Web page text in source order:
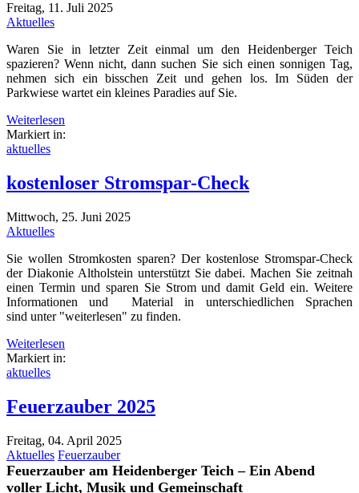
Freitag, 11. Juli 2025
Aktuelles
Waren Sie in letzter Zeit einmal um den Heidenberger Teich
spazieren? Wenn nicht, dann suchen Sie sich einen sonnigen Tag,
nehmen sich ein bisschen Zeit und gehen los. Im Süden der
Parkwiese wartet ein kleines Paradies auf Sie.
Weiterlesen
Markiert in:
aktuelles
kostenloser Stromspar-Check
Mittwoch, 25. Juni 2025
Aktuelles
Sie wollen Stromkosten sparen? Der kostenlose Stromspar-Check
der Diakonie Altholstein unterstützt Sie dabei. Machen Sie zeitnah
einen Termin und sparen Sie Strom und damit Geld ein. Weitere
Informationen und Material in unterschiedlichen Sprachen
sind unter "weiterlesen" zu finden.
Weiterlesen
Markiert in:
aktuelles
Feuerzauber 2025
Freitag, 04. April 2025
Aktuelles Feuerzauber
Feuerzauber am Heidenberger Teich – Ein Abend
voller Licht, Musik und Gemeinschaft